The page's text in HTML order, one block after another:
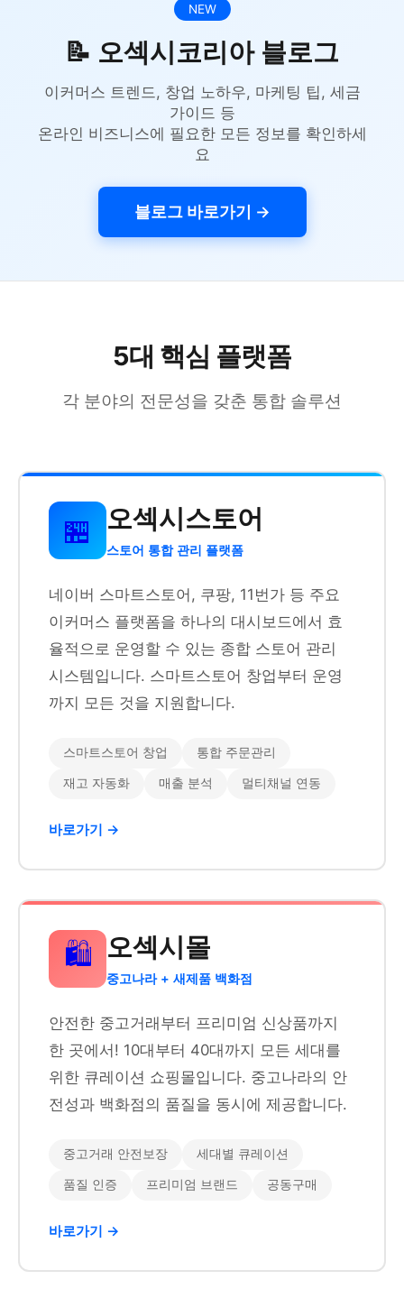
NEW
📝 오섹시코리아 블로그
이커머스 트렌드, 창업 노하우, 마케팅 팁, 세금
가이드 등
온라인 비즈니스에 필요한 모든 정보를 확인하세
요
블로그 바로가기 →
5대 핵심 플랫폼
각 분야의 전문성을 갖춘 통합 솔루션
🏪 오섹시스토어
스토어 통합 관리 플랫폼
네이버 스마트스토어, 쿠팡, 11번가 등 주요
이커머스 플랫폼을 하나의 대시보드에서 효
율적으로 운영할 수 있는 종합 스토어 관리
시스템입니다. 스마트스토어 창업부터 운영
까지 모든 것을 지원합니다.
스마트스토어 창업 통합 주문관리
재고 자동화 매출 분석 멀티채널 연동
바로가기 →
🛍️ 오섹시몰
중고나라 + 새제품 백화점
안전한 중고거래부터 프리미엄 신상품까지
한 곳에서! 10대부터 40대까지 모든 세대를
위한 큐레이션 쇼핑몰입니다. 중고나라의 안
전성과 백화점의 품질을 동시에 제공합니다.
중고거래 안전보장 세대별 큐레이션
품질 인증 프리미엄 브랜드 공동구매
바로가기 →